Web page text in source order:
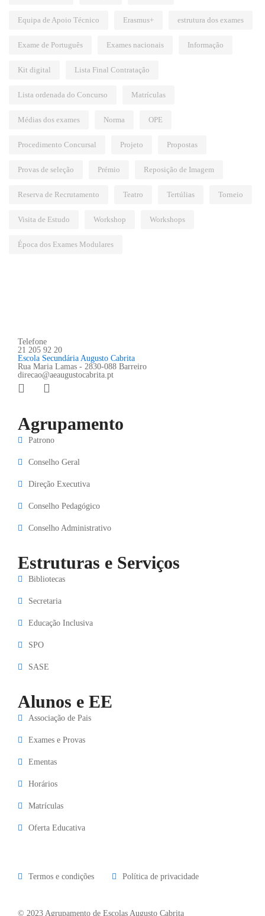
Equipa de Apoio Técnico Erasmus+ estrutura dos exames
Exame de Português Exames nacionais Informação
Kit digital Lista Final Contratação
Lista ordenada do Concurso Matrículas
Médias dos exames Norma OPE
Procedimento Concursal Projeto Propostas
Provas de seleção Prémio Reposição de Imagem
Reserva de Recrutamento Teatro Tertúlias Torneio
Visita de Estudo Workshop Workshops
Época dos Exames Modulares
Telefone
21 205 92 20
Escola Secundária Augusto Cabrita
Rua Maria Lamas - 2830-088 Barreiro
direcao@aeaugustocabrita.pt
Agrupamento
Patrono
Conselho Geral
Direção Executiva
Conselho Pedagógico
Conselho Administrativo
Estruturas e Serviços
Bibliotecas
Secretaria
Educação Inclusiva
SPO
SASE
Alunos e EE
Associação de Pais
Exames e Provas
Ementas
Horários
Matrículas
Oferta Educativa
Termos e condições Política de privacidade
© 2023 Agrupamento de Escolas Augusto Cabrita